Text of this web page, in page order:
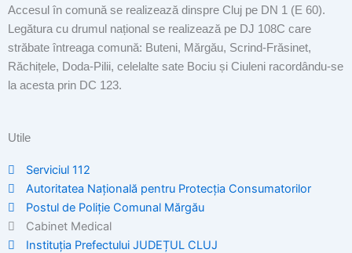
Accesul în comună se realizează dinspre Cluj pe DN 1 (E 60).
Legătura cu drumul național se realizează pe DJ 108C care
străbate întreaga comună: Buteni, Mărgău, Scrind-Frăsinet,
Răchițele, Doda-Pilii, celelalte sate Bociu și Ciuleni racordându-se
la acesta prin DC 123.
Utile
Serviciul 112
Autoritatea Națională pentru Protecția Consumatorilor
Postul de Poliţie Comunal Mărgău
Cabinet Medical
Instituția Prefectului JUDEȚUL CLUJ